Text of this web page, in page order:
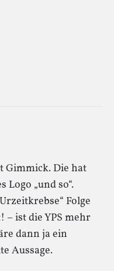
Gimmick. Die hat
Logo „und so“.
Folge
– ist die YPS mehr
dann ja ein
Aussage.